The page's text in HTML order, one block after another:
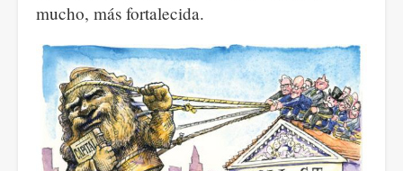
mucho, más fortalecida.